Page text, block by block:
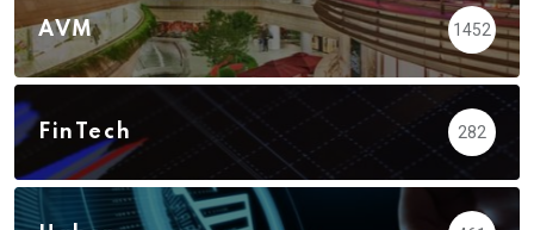
AVM 1452
FinTech 282